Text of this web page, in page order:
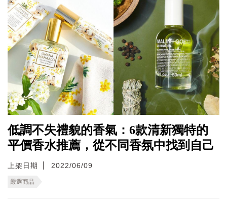
低調不失禮貌的香氣：6款清新獨特的
平價香水推薦，從不同香氛中找到自己
上架日期 2022/06/09
嚴選商品